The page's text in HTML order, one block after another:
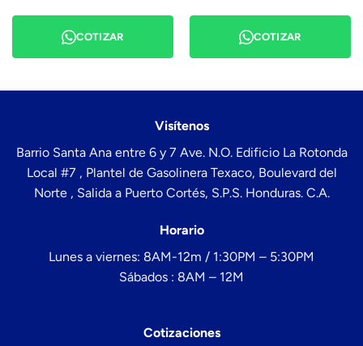
COTIZAR COTIZAR
Visítenos
Barrio Santa Ana entre 6 y 7 Ave. N.O. Edificio La Rotonda
Local #7 , Plantel de Gasolinera Texaco, Boulevard del
Norte , Salida a Puerto Cortés, S.P.S. Honduras. C.A.
Horario
Lunes a viernes: 8AM-12m / 1:30PM – 5:30PM
Sábados : 8AM – 12M
Cotizaciones